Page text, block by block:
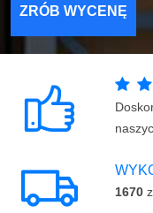
ZRÓB WYCENĘ
1670